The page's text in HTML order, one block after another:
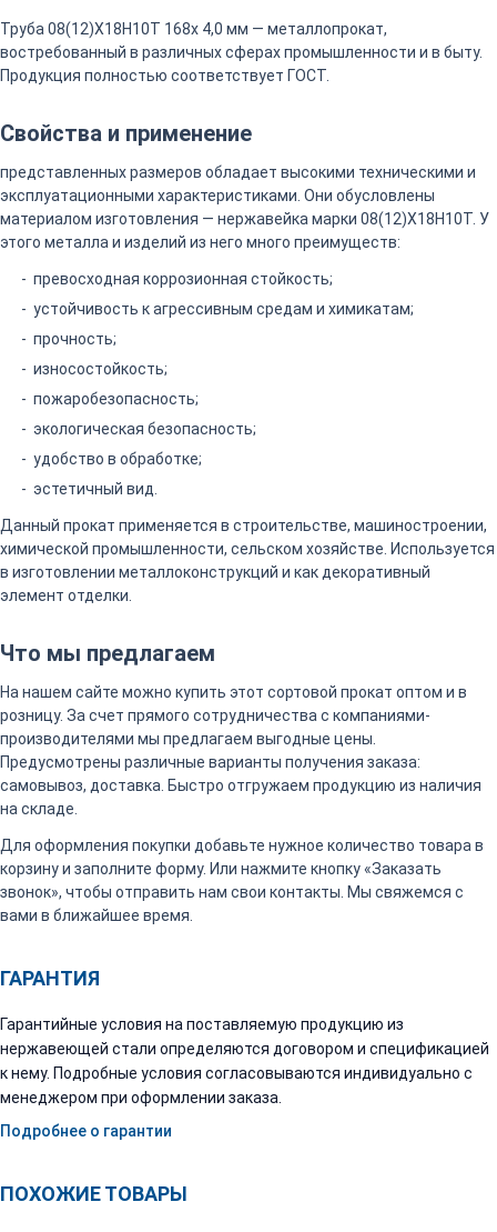
Труба 08(12)Х18Н10Т 168х 4,0 мм — металлопрокат,
востребованный в различных сферах промышленности и в быту.
Продукция полностью соответствует ГОСТ.
Свойства и применение
представленных размеров обладает высокими техническими и
эксплуатационными характеристиками. Они обусловлены
материалом изготовления — нержавейка марки 08(12)Х18Н10Т. У
этого металла и изделий из него много преимуществ:
превосходная коррозионная стойкость;
устойчивость к агрессивным средам и химикатам;
прочность;
износостойкость;
пожаробезопасность;
экологическая безопасность;
удобство в обработке;
эстетичный вид.
Данный прокат применяется в строительстве, машиностроении,
химической промышленности, сельском хозяйстве. Используется
в изготовлении металлоконструкций и как декоративный
элемент отделки.
Что мы предлагаем
На нашем сайте можно купить этот сортовой прокат оптом и в
розницу. За счет прямого сотрудничества с компаниями-
производителями мы предлагаем выгодные цены.
Предусмотрены различные варианты получения заказа:
самовывоз, доставка. Быстро отгружаем продукцию из наличия
на складе.
Для оформления покупки добавьте нужное количество товара в
корзину и заполните форму. Или нажмите кнопку «Заказать
звонок», чтобы отправить нам свои контакты. Мы свяжемся с
вами в ближайшее время.
ГАРАНТИЯ
Гарантийные условия на поставляемую продукцию из
нержавеющей стали определяются договором и спецификацией
к нему. Подробные условия согласовываются индивидуально с
менеджером при оформлении заказа.
Подробнее о гарантии
ПОХОЖИЕ ТОВАРЫ